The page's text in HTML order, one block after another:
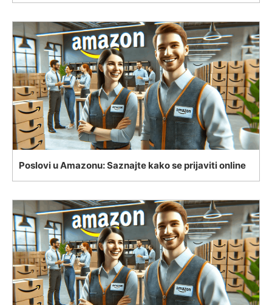
Poslovi u Amazonu: Saznajte kako se prijaviti online